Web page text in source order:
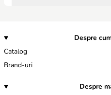
Despre
Catalog
Brand-uri
Despre